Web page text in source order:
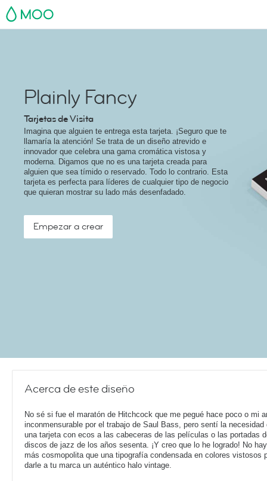
MOO
Plainly Fancy
Tarjetas de Visita
Imagina que alguien te entrega esta tarjeta. ¡Seguro que te
llamaría la atención! Se trata de un diseño atrevido e
innovador que celebra una gama cromática vistosa y
moderna. Digamos que no es una tarjeta creada para
alguien que sea tímido o reservado. Todo lo contrario. Esta
tarjeta es perfecta para líderes de cualquier tipo de negocio
que quieran mostrar su lado más desenfadado.
Empezar a crear
Acerca de este diseño
No sé si fue el maratón de Hitchcock que me pegué hace poco o mi
inconmensurable por el trabajo de Saul Bass, pero sentí la necesidad
una tarjeta con ecos a las cabeceras de las películas o las portadas
discos de jazz de los años sesenta. ¡Y creo que lo he logrado! No
más cosmopolita que una tipografía condensada en colores vistosos
darle a tu marca un auténtico halo vintage.